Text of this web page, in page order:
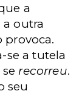
a
outra
provoca.
se a tutela
recorreu.
seu